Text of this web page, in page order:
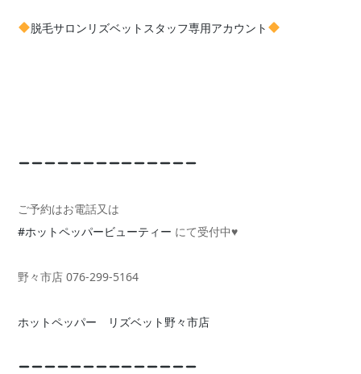
脱毛サロンリズベットスタッフ専用アカウント
ご予約はお電話又は
#ホットペッパービューティー にて受付中♥️
野々市店 076-299-5164
ホットペッパー リズベット野々市店